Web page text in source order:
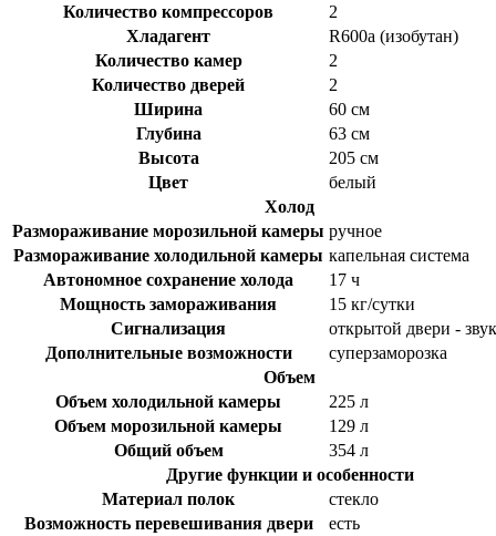
Количество компрессоров
2
Хладагент
R600a (изобутан)
Количество камер
2
Количество дверей
2
Ширина
60 см
Глубина
63 см
Высота
205 см
Цвет
белый
Холод
Размораживание морозильной камеры ручное
Размораживание холодильной камеры капельная система
Автономное сохранение холода
17 ч
Мощность замораживания
15 кг/cутки
Сигнализация
открытой двери -
Дополнительные возможности
суперзаморозка
Объем
Объем холодильной камеры
225 л
Объем морозильной камеры
129 л
Общий объем
354 л
Другие функции и особенности
Материал полок
стекло
Возможность перевешивания двери
есть